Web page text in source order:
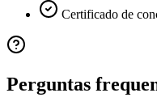
Certificado de
Perguntas